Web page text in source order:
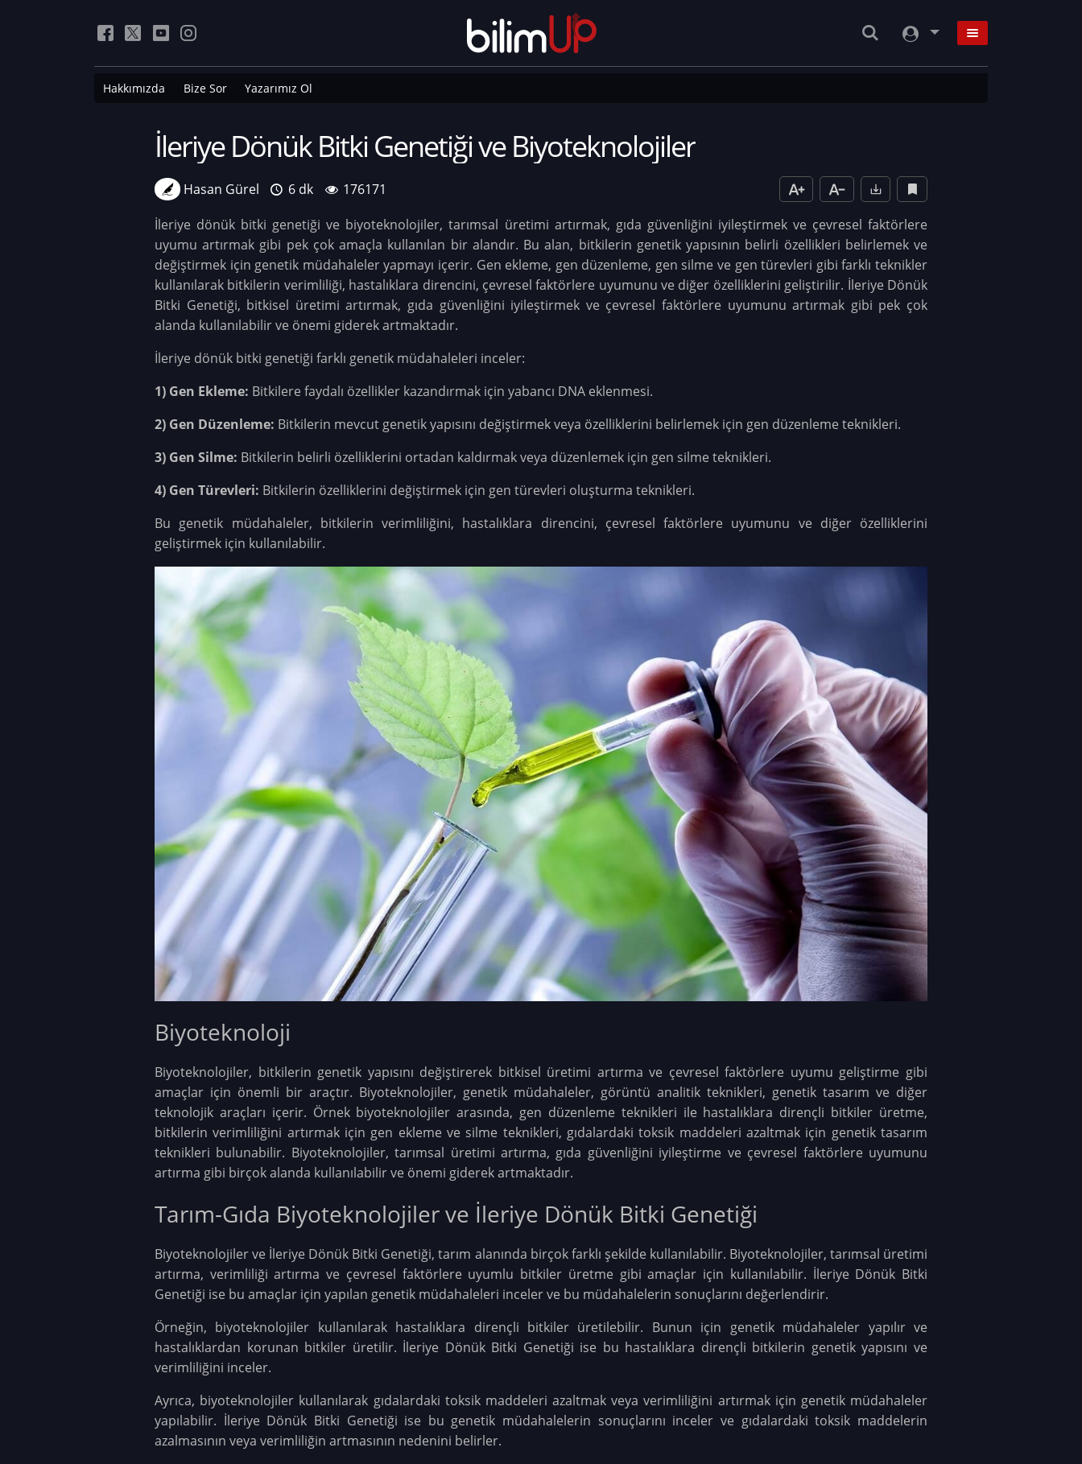
Hakkımızda Bize Sor Yazarımız Ol
İleriye Dönük Bitki Genetiği ve Biyoteknolojiler
Hasan Gürel 6 dk
176171
İleriye dönük bitki genetiği ve biyoteknolojiler, tarımsal üretimi artırmak, gıda güvenliğini iyileştirmek ve çevresel faktörlere
uyumu artırmak gibi pek çok amaçla kullanılan bir alandır. Bu alan, bitkilerin genetik yapısının belirli özellikleri belirlemek ve
değiştirmek için genetik müdahaleler yapmayı içerir. Gen ekleme, gen düzenleme, gen silme ve gen türevleri gibi farklı teknikler
kullanılarak bitkilerin verimliliği, hastalıklara direncini, çevresel faktörlere uyumunu ve diğer özelliklerini geliştirilir. İleriye Dönük
Bitki Genetiği, bitkisel üretimi artırmak, gıda güvenliğini iyileştirmek ve çevresel faktörlere uyumunu artırmak gibi pek çok
alanda kullanılabilir ve önemi giderek artmaktadır.
İleriye dönük bitki genetiği farklı genetik müdahaleleri inceler:
1) Gen Ekleme: Bitkilere faydalı özellikler kazandırmak için yabancı DNA eklenmesi.
2) Gen Düzenleme: Bitkilerin mevcut genetik yapısını değiştirmek veya özelliklerini belirlemek için gen düzenleme teknikleri.
3) Gen Silme: Bitkilerin belirli özelliklerini ortadan kaldırmak veya düzenlemek için gen silme teknikleri.
4) Gen Türevleri: Bitkilerin özelliklerini değiştirmek için gen türevleri oluşturma teknikleri.
Bu genetik müdahaleler, bitkilerin verimliliğini, hastalıklara direncini, çevresel faktörlere uyumunu ve diğer özelliklerini
geliştirmek için kullanılabilir.
Biyoteknoloji
Biyoteknolojiler, bitkilerin genetik yapısını değiştirerek bitkisel üretimi artırma ve çevresel faktörlere uyumu geliştirme gibi
amaçlar için önemli bir araçtır. Biyoteknolojiler, genetik müdahaleler, görüntü analitik teknikleri, genetik tasarım ve diğer
teknolojik araçları içerir. Örnek biyoteknolojiler arasında, gen düzenleme teknikleri ile hastalıklara dirençli bitkiler üretme,
bitkilerin verimliliğini artırmak için gen ekleme ve silme teknikleri, gıdalardaki toksik maddeleri azaltmak için genetik tasarım
teknikleri bulunabilir. Biyoteknolojiler, tarımsal üretimi artırma, gıda güvenliğini iyileştirme ve çevresel faktörlere uyumunu
artırma gibi birçok alanda kullanılabilir ve önemi giderek artmaktadır.
Tarım-Gıda Biyoteknolojiler ve İleriye Dönük Bitki Genetiği
Biyoteknolojiler ve İleriye Dönük Bitki Genetiği, tarım alanında birçok farklı şekilde kullanılabilir. Biyoteknolojiler, tarımsal üretimi
artırma, verimliliği artırma ve çevresel faktörlere uyumlu bitkiler üretme gibi amaçlar için kullanılabilir. İleriye Dönük Bitki
Genetiği ise bu amaçlar için yapılan genetik müdahaleleri inceler ve bu müdahalelerin sonuçlarını değerlendirir.
Örneğin, biyoteknolojiler kullanılarak hastalıklara dirençli bitkiler üretilebilir. Bunun için genetik müdahaleler yapılır ve
hastalıklardan korunan bitkiler üretilir. İleriye Dönük Bitki Genetiği ise bu hastalıklara dirençli bitkilerin genetik yapısını ve
verimliliğini inceler.
Ayrıca, biyoteknolojiler kullanılarak gıdalardaki toksik maddeleri azaltmak veya verimliliğini artırmak için genetik müdahaleler
yapılabilir. İleriye Dönük Bitki Genetiği ise bu genetik müdahalelerin sonuçlarını inceler ve gıdalardaki toksik maddelerin
azalmasının veya verimliliğin artmasının nedenini belirler.